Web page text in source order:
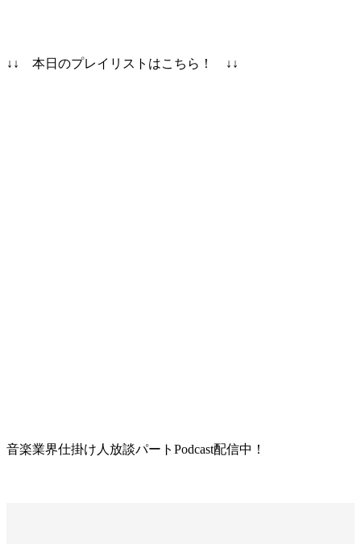
↓↓ 本日のプレイリストはこちら！ ↓↓
音楽業界仕掛け人放談パートPodcast配信中！